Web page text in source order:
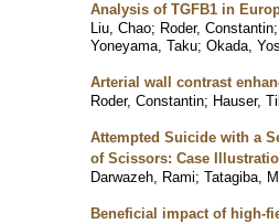
Analysis of TGFB1 in
Liu, Chao; Roder, Constantin
Yoneyama, Taku; Okada,
Arterial wall contrast
Roder, Constantin; Hauser,
Attempted Suicide with a
of Scissors: Case
Darwazeh, Rami; Tatagiba,
Beneficial impact of high-